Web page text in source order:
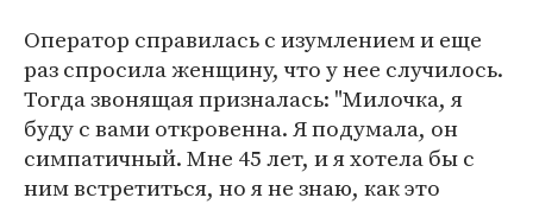
Оператор справилась с изумлением и еще
раз спросила женщину, что у нее случилось.
Тогда звонящая призналась: "Милочка, я
буду с вами откровенна. Я подумала, он
симпатичный. Мне 45 лет, и я хотела бы с
ним встретиться, но я не знаю, как это